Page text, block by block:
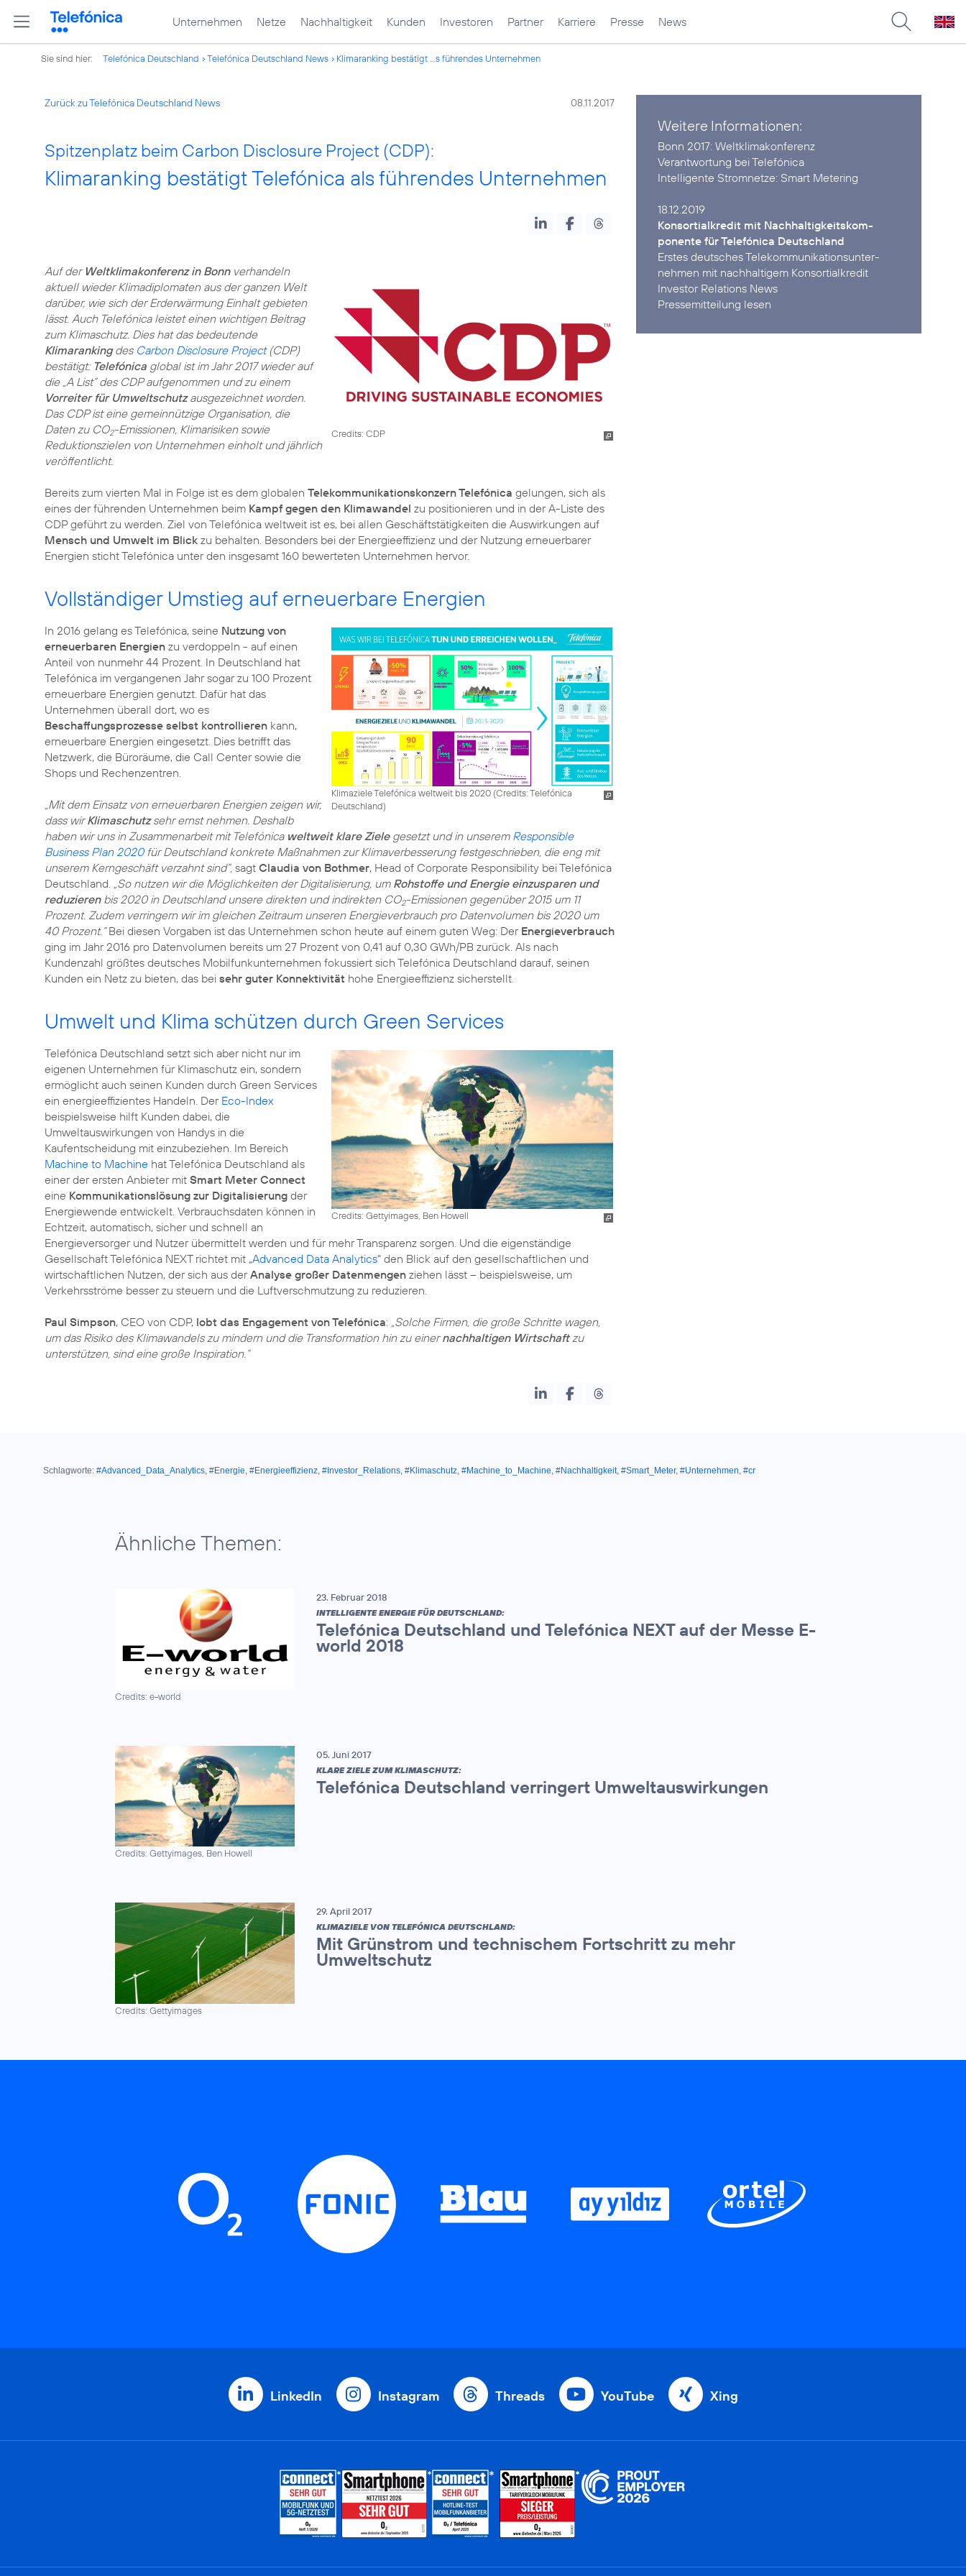
Unternehmen Netze Nachhaltigkeit Kunden Investoren Partner Karriere Presse News
Sie sind hier: Telefónica Deutschland Telefónica Deutschland News Klimaranking bestätigt ...s führendes Unternehmen
Zurück zu Telefónica Deutschland News 08.11.2017
Spitzenplatz beim Carbon Disclosure Project (CDP):
Klimaranking bestätigt Telefónica als führendes Unternehmen
Credits: CDP
Auf der Weltklimakonferenz in Bonnverhandeln
aktuell wieder Klimadiplomaten aus der ganzen Welt
darüber, wie sich der Erderwärmung Einhalt gebieten
lässt. Auch Telefónica leistet einen wichtigen Beitrag
zum Klimaschutz. Dies hat das bedeutende
Klimarankingdes Carbon Disclosure Project(CDP)
bestätigt: Telefónica global ist im Jahr 2017 wieder auf
die „A List“ des CDP aufgenommen und zu einem
Vorreiter für Umweltschutzausgezeichnet worden.
Das CDP ist eine gemeinnützige Organisation, die
Daten zu CO2-Emissionen, Klimarisiken sowie
Reduktionszielen von Unternehmen einholt und jährlich
veröffentlicht.
Bereits zum vierten Mal in Folge ist es dem globalen Telekommunikationskonzern Telefónica gelungen, sich als
eines der führenden Unternehmen beim Kampf gegen den Klimawandel zu positionieren und in der A-Liste des
CDP geführt zu werden. Ziel von Telefónica weltweit ist es, bei allen Geschäftstätigkeiten die Auswirkungen auf
Mensch und Umwelt im Blick zu behalten. Besonders bei der Energieeffizienz und der Nutzung erneuerbarer
Energien sticht Telefónica unter den insgesamt 160 bewerteten Unternehmen hervor.
Vollständiger Umstieg auf erneuerbare Energien
Klimaziele Telefónica weltweit bis 2020 (Credits: Telefónica
Deutschland)
In 2016 gelang es Telefónica, seine Nutzung von
erneuerbaren Energien zu verdoppeln - auf einen
Anteil von nunmehr 44 Prozent. In Deutschland hat
Telefónica im vergangenen Jahr sogar zu 100 Prozent
erneuerbare Energien genutzt. Dafür hat das
Unternehmen überall dort, wo es
Beschaffungsprozesse selbst kontrollieren kann,
erneuerbare Energien eingesetzt. Dies betrifft das
Netzwerk, die Büroräume, die Call Center sowie die
Shops und Rechenzentren.
„Mit dem Einsatz von erneuerbaren Energien zeigen wir,
dass wirKlimaschutzsehr ernst nehmen. Deshalb
haben wir uns in Zusammenarbeit mit Telefónica weltweit klare Zielegesetzt und in unserem Responsible
Business Plan 2020für Deutschland konkrete Maßnahmen zur Klimaverbesserung festgeschrieben, die eng mit
unserem Kerngeschäft verzahnt sind“, sagt Claudia von Bothmer, Head of Corporate Responsibility bei Telefónica
Deutschland. „So nutzen wir die Möglichkeiten der Digitalisierung, um Rohstoffe und Energie einzusparen und
reduzierenbis 2020 in Deutschland unsere direkten und indirekten CO2-Emissionengegenüber 2015 um 11
Prozent. Zudem verringern wir im gleichen Zeitraum unseren Energieverbrauch pro Datenvolumen bis 2020 um
40 Prozent.“Bei diesen Vorgaben ist das Unternehmen schon heute auf einem guten Weg: Der Energieverbrauch
ging im Jahr 2016 pro Datenvolumen bereits um 27 Prozent von 0,41 auf 0,30 GWh/PB zurück. Als nach
Kundenzahl größtes deutsches Mobilfunkunternehmen fokussiert sich Telefónica Deutschland darauf, seinen
Kunden ein Netz zu bieten, das bei sehr guter Konnektivität hohe Energieeffizienz sicherstellt.
Umwelt und Klima schützen durch Green Services
Credits: Gettyimages, Ben Howell
Telefónica Deutschland setzt sich aber nicht nur im
eigenen Unternehmen für Klimaschutz ein, sondern
ermöglicht auch seinen Kunden durch Green Services
ein energieeffizientes Handeln. Der Eco-Index
beispielsweise hilft Kunden dabei, die
Umweltauswirkungen von Handys in die
Kaufentscheidung mit einzubeziehen. Im Bereich
Machine to Machine hat Telefónica Deutschland als
einer der ersten Anbieter mit Smart Meter Connect
eine Kommunikationslösung zur Digitalisierung der
Energiewende entwickelt. Verbrauchsdaten können in
Echtzeit, automatisch, sicher und schnell an
Energieversorger und Nutzer übermittelt werden und für mehr Transparenz sorgen. Und die eigenständige
GesellschaftTelefónica NEXTrichtet mit „Advanced Data Analytics“ den Blick auf den gesellschaftlichen und
wirtschaftlichen Nutzen, der sich aus derAnalyse großer Datenmengen ziehen lässt – beispielsweise, um
Verkehrsströme besser zu steuern und die Luftverschmutzung zu reduzieren.
Paul Simpson, CEO von CDP, lobt das Engagement von Telefónica: „Solche Firmen, die große Schritte wagen,
um das Risiko des Klimawandels zu mindern und die Transformation hin zu einernachhaltigen Wirtschaftzu
unterstützen, sind eine große Inspiration.“
Weitere Informationen:
Bonn 2017:Weltklimakonferenz
Verantwortung bei Telefónica
Intelligente Stromnetze: Smart Metering
Konsortialkredit mit Nach­haltigkeits­kom­
ponente für Telefónica Deutschland
Erstes deutsches Tele­kommuni­kations­unter­
Investor Relations News
Pressemitteilung lesen
Schlagworte: #Advanced_Data_Analytics, #Energie, #Energieeffizienz, #Investor_Relations, #Klimaschutz, #Machine_to_Machine, #Nachhaltigkeit, #Smart_Meter, #Unternehmen, #cr
Ähnliche Themen:
Credits: e-world
23. Februar 2018
INTELLIGENTE ENERGIE FÜR DEUTSCHLAND:
Telefónica Deutschland und Telefónica NEXT auf der Messe E-
world 2018
Credits: Gettyimages, Ben Howell
05. Juni 2017
KLARE ZIELE ZUM KLIMASCHUTZ:
Telefónica Deutschland verringert Umweltauswirkungen
Credits: Gettyimages
29. April 2017
KLIMAZIELE VON TELEFÓNICA DEUTSCHLAND:
Mit Grünstrom und technischem Fortschritt zu mehr
Umweltschutz
LinkedIn Instagram Threads YouTube Xing